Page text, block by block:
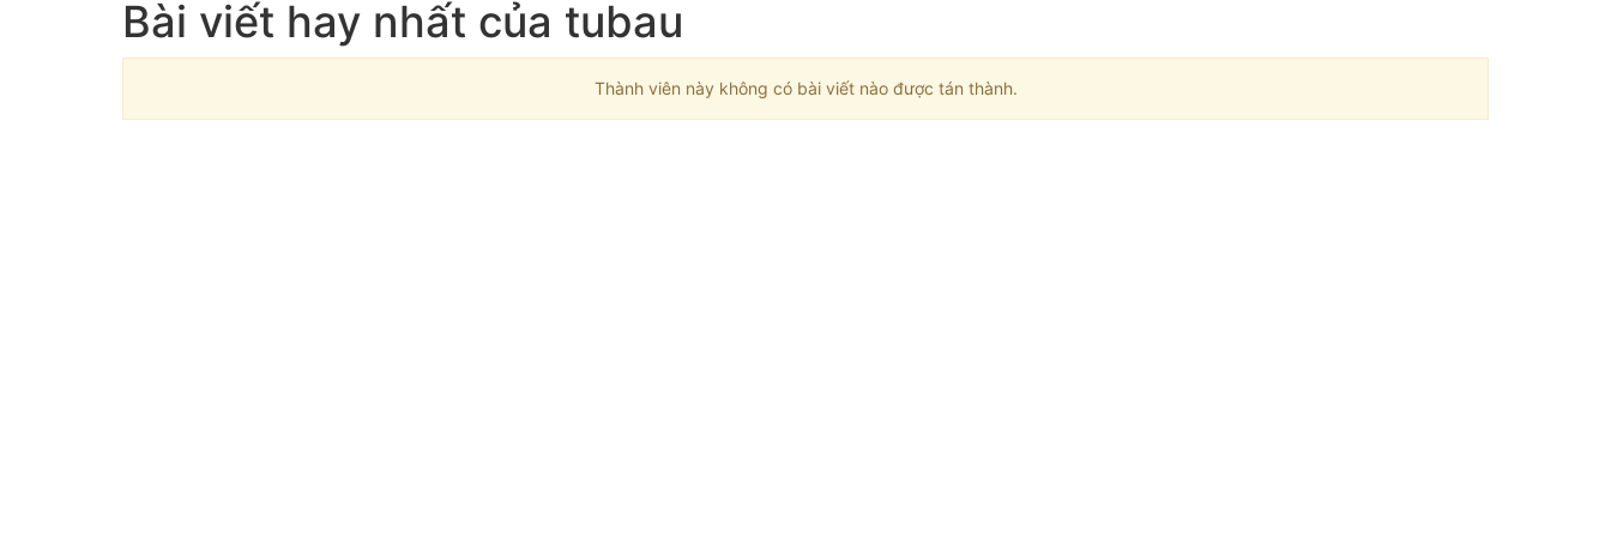
Bài viết hay nhất của tubau
Thành viên này không có bài viết nào được tán thành.